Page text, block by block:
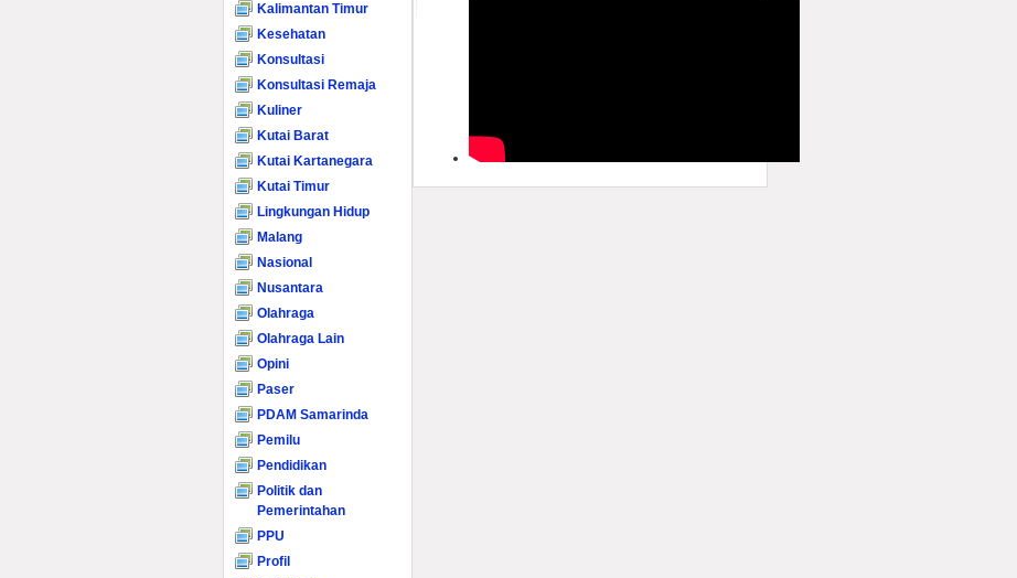
Kalimantan Timur
Kesehatan
Konsultasi
Konsultasi Remaja
Kuliner
Kutai Barat
Kutai Kartanegara
Kutai Timur
Lingkungan Hidup
Malang
Nasional
Nusantara
Olahraga
Olahraga Lain
Opini
Paser
PDAM Samarinda
Pemilu
Pendidikan
Politik dan
Pemerintahan
PPU
Profil